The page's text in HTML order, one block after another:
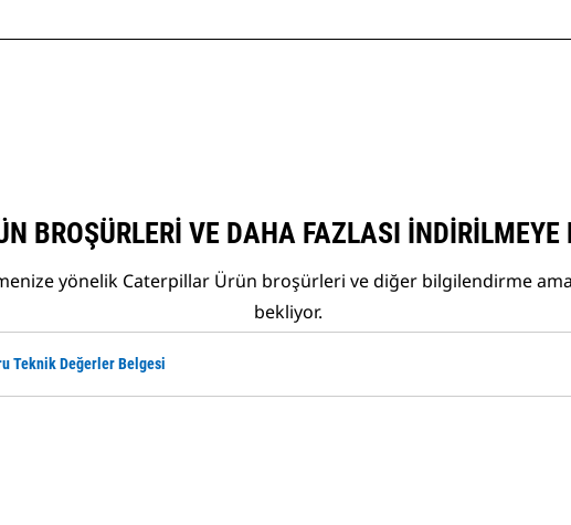
BROŞÜRLERI VE DAHA FAZLASI İNDIRILMEYE
yönelik Caterpillar Ürün broşürleri ve diğer bilgilendirme
bekliyor.
Teknik Değerler Belgesi